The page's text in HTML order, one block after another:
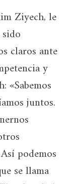
Ziyech, le
claros ante
y
«Sabemos
juntos.
podemos
se llama